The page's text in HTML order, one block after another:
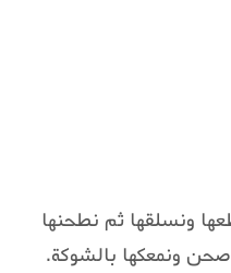
ونسلقها ثم نطحنها
صحن ونمعكها بالشوكة.